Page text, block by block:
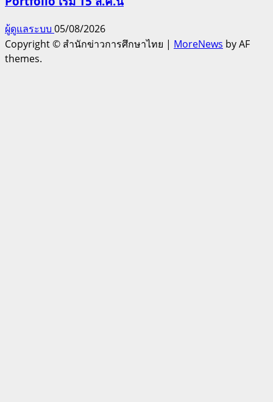
ผู้ดูแลระบบ 05/08/2026
Copyright © สำนักข่าวการศึกษาไทย | MoreNews by AF
themes.